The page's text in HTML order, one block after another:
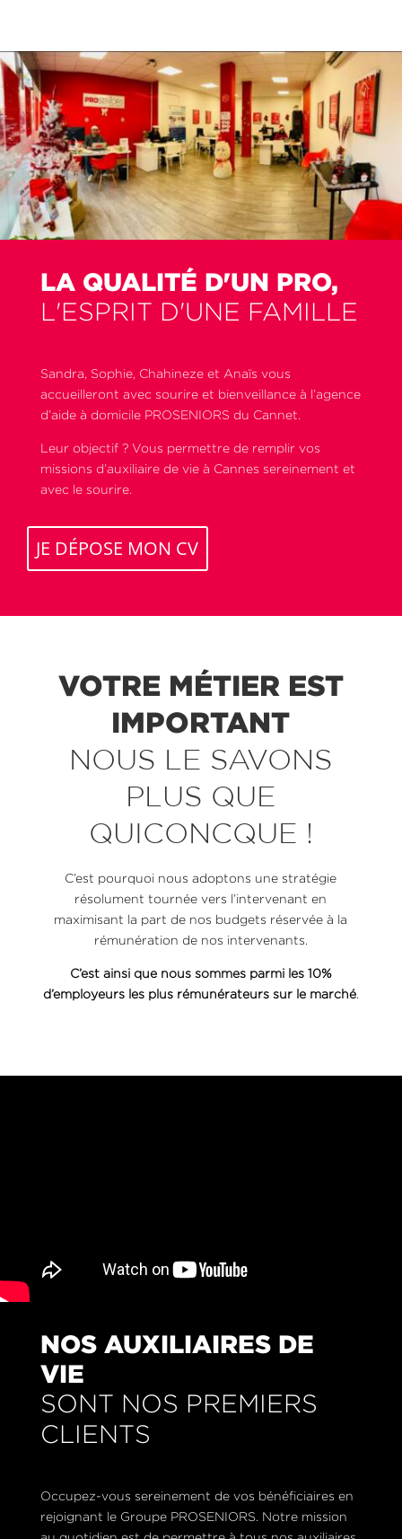
LA QUALITÉ D'UN PRO,
L'ESPRIT D'UNE FAMILLE
Sandra, Sophie, Chahineze et Anaïs vous
accueilleront avec sourire et bienveillance à l’agence
d’aide à domicile PROSENIORS du Cannet.
Leur objectif ? Vous permettre de remplir vos
missions d’auxiliaire de vie à Cannes sereinement et
avec le sourire.
JE DÉPOSE MON CV
VOTRE MÉTIER EST
IMPORTANT
NOUS LE SAVONS
PLUS QUE
QUICONCQUE !
C’est pourquoi nous adoptons une stratégie
résolument tournée vers l’intervenant en
maximisant la part de nos budgets réservée à la
rémunération de nos intervenants.
C’est ainsi que nous sommes parmi les 10%
d’employeurs les plus rémunérateurs sur le marché.
NOS AUXILIAIRES DE
VIE
SONT NOS PREMIERS
CLIENTS
Occupez-vous sereinement de vos bénéficiaires en
rejoignant le Groupe PROSENIORS. Notre mission